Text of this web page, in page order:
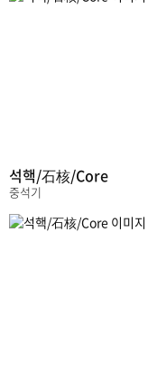
석핵/石核/Core
중석기